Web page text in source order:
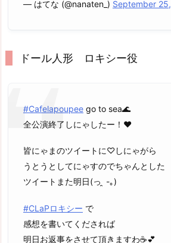
— はてな (@nanaten_) September
ドール人形 ロキシー役
#Cafelapoupee go to sea🌊
全公演終了しにゃしたー！♥️
皆にゃまのツイートに♡しにゃがら
うとうとしてにゃすのでちゃんとした
ツイートまた明日(っ ̯ -｡)
#CLaPロキシー で
感想を書いてくだされば
明日お返事をさせて頂きますわ☕️💕